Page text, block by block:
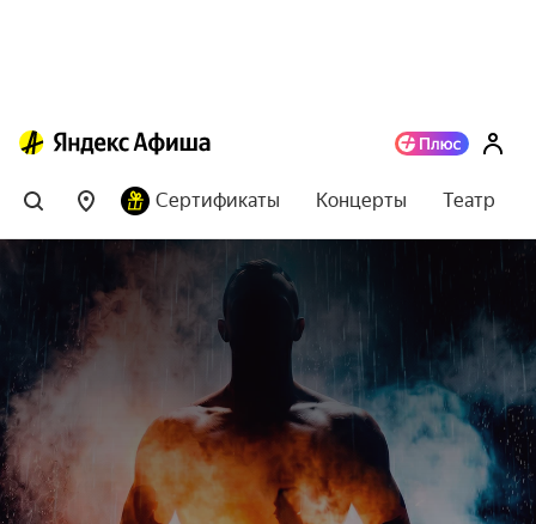
Сертификаты Концерты Театр